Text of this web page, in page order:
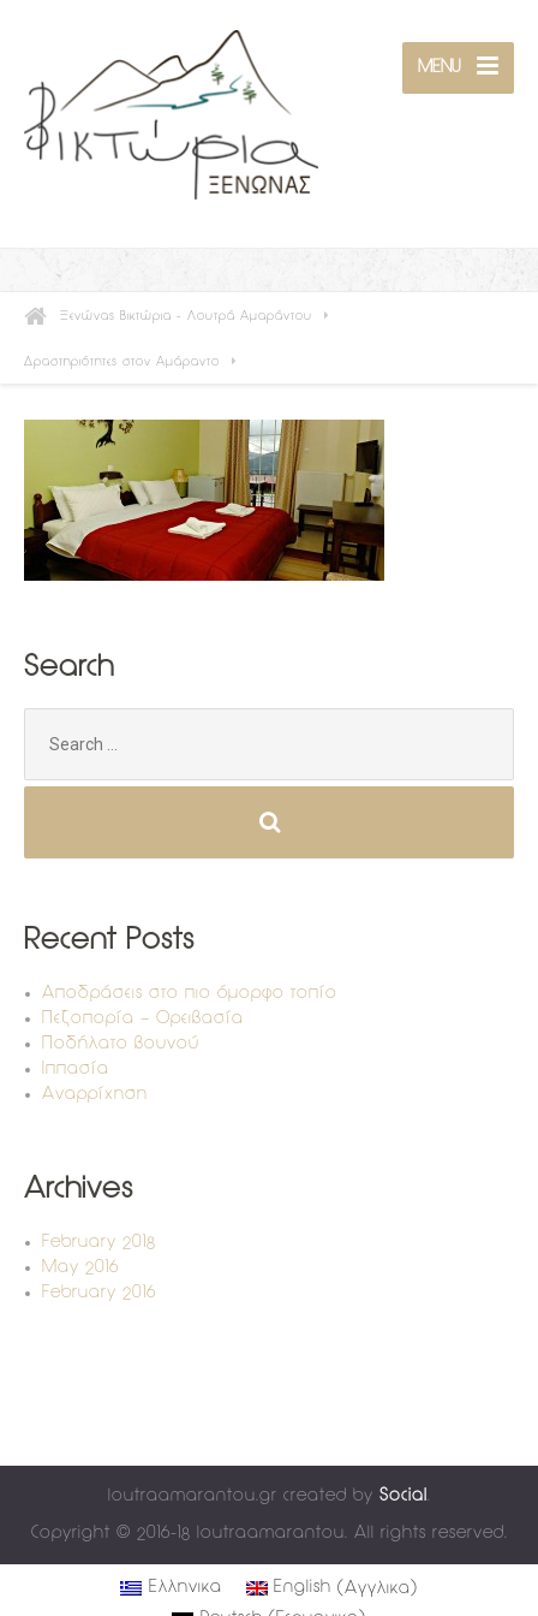
MENU
Ξενώνας Βικτώρια - Λουτρά Αμαράντου
Δραστηριότητες στον Αμάραντο
Search
for:
Recent Posts
Αποδράσεις στο πιο όμορφο τοπίο
Πεζοπορία – Ορειβασία
Ποδήλατο βουνού
Ιππασία
Αναρρίχηση
Archives
February 2018
May 2016
February 2016
loutraamarantou.gr created by Social.
Copyright © 2016-18 loutraamarantou. All rights reserved.
Ελληνικα English (Αγγλικα )